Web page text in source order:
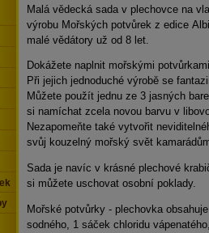
Malá vědecká sada v plechovce na
výrobu Mořských potvůrek z edice
malé vědátory už od 8 let
Dokážete naplnit mořskými
Při jejich jednoduché výrobě se
Můžete použít jednu ze 3 jasných
si namíchat zcela novou barvu v
Nezapomeňte také vytvořit
svůj kouzelný mořský svět
Sada je navíc v krásné plechové
si můžete uschovat osobní poklady.
Mořské potvůrky - plechovka
sodného, 1 sáček chloridu